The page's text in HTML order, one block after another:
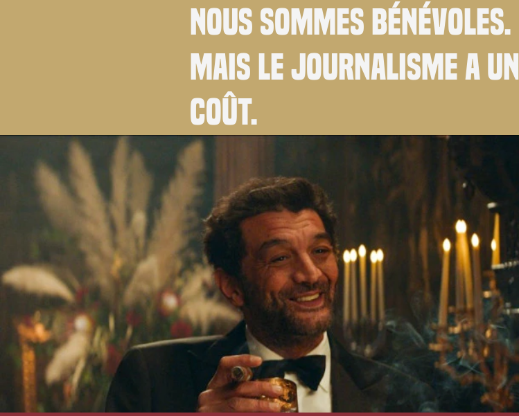
Nous sommes bénévoles.
Mais le journalisme a un
coût.